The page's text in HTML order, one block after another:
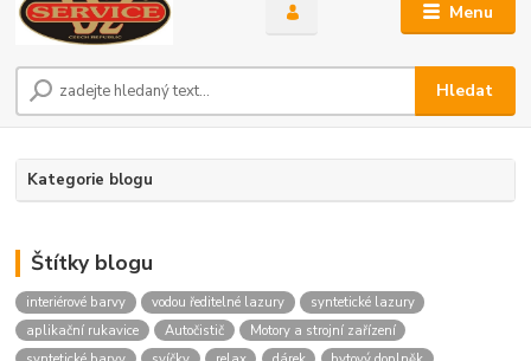
Menu
Hledat
Kategorie blogu
Štítky blogu
interiérové barvy vodou ředitelné lazury
syntetické lazury
aplikační rukavice
Autočistič
Motory a strojní zařízení